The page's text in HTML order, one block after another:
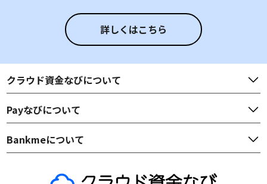
詳しくはこちら
クラウド資金なびについて
Payなびについて
Bankmeについて